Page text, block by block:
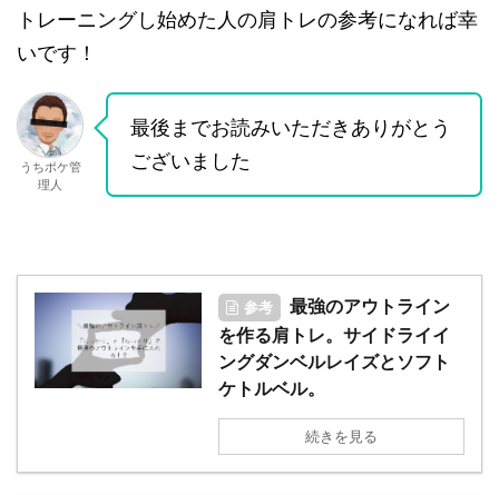
トレーニングし始めた人の肩トレの参考になれば幸
いです！
うちポケ管
理人
最後までお読みいただきありがとう
ございました
参考
最強のアウトライン
を作る肩トレ。サイドライイ
ングダンベルレイズとソフト
ケトルベル。
続きを見る